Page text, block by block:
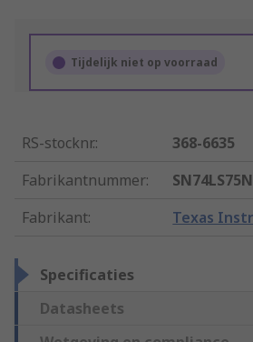
Tijdelijk niet op voorraad
RS-stocknr.:
368-6635
Fabrikantnummer:
SN74LS75N
Fabrikant: Texas
Specificaties
Datasheets